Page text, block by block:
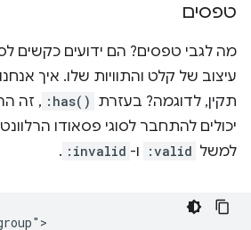
טפסים
מה לגבי טפסים? הם ידועים כקשים
עיצוב של קלט והתוויות שלו. איך
תקין, לדוגמה? בעזרת :has() , זה
יכולים להתחבר לסוגי פסאודו
למשל :valid ו- :invalid
.